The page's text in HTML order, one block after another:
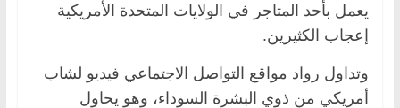
يعمل بأحد المتاجر في الولايات المتحدة الأمريكية
إعجاب الكثيرين.
وتداول رواد مواقع التواصل الاجتماعي فيديو لشاب
أمريكي من ذوي البشرة السوداء، وهو يحاول